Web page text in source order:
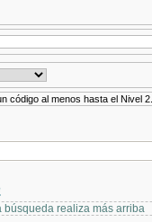
código al menos hasta el Nivel 2.
búsqueda realiza más arriba